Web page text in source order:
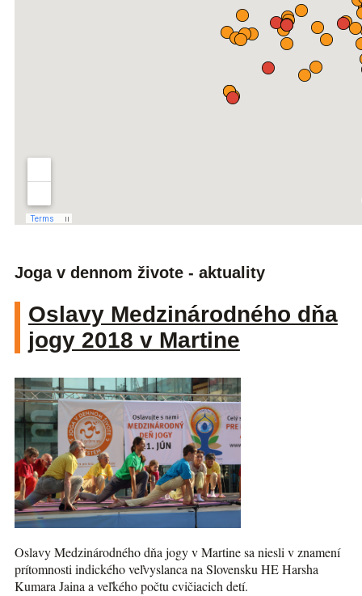
Joga v dennom živote - aktuality
Oslavy Medzinárodného dňa
jogy 2018 v Martine
Oslavy Medzinárodného dňa jogy v Martine sa niesli v znamení
prítomnosti indického veľvyslanca na Slovensku HE Harsha
Kumara Jaina a veľkého počtu cvičiacich detí.